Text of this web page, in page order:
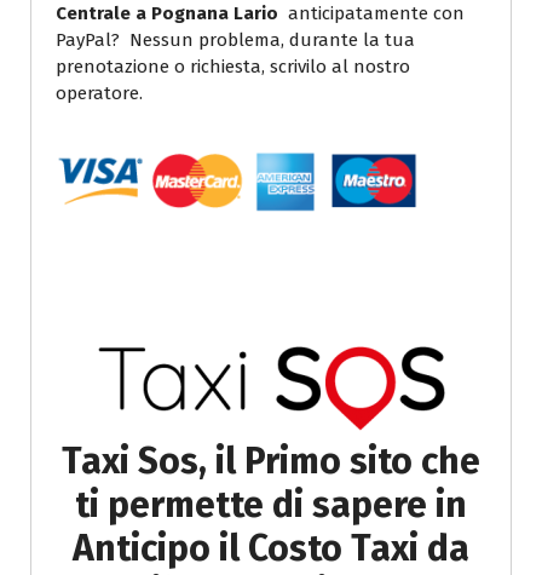
Centrale a Pognana Lario anticipatamente con
PayPal? Nessun problema, durante la tua
prenotazione o richiesta, scrivilo al nostro
operatore.
Taxi Sos, il Primo sito che
ti permette di sapere in
Anticipo il Costo Taxi da